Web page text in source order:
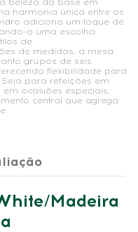
beleza da base em
harmonia única entre os
adiciona um toque de
a uma escolha
de
de medidas, a mesa
grupos de seis
flexibilidade para
para refeições em
ocasiões especiais,
central que agrega
Madeira